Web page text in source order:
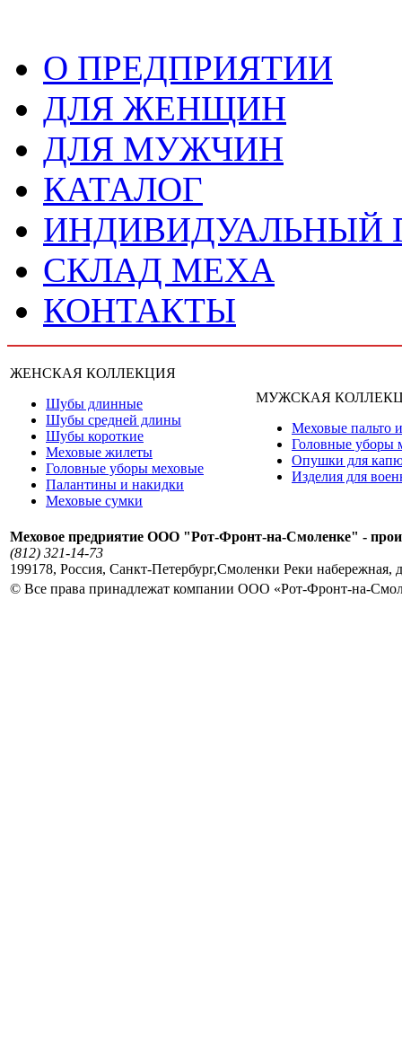
О ПРЕДПРИЯТИИ
ДЛЯ ЖЕНЩИН
ДЛЯ МУЖЧИН
КАТАЛОГ
ИНДИВИДУАЛЬНЫЙ
СКЛАД МЕХА
КОНТАКТЫ
ЖЕНСКАЯ КОЛЛЕКЦИЯ
Шубы длинные
Шубы средней длины
Шубы короткие
Меховые жилеты
Головные уборы меховые
Палантины и накидки
Меховые сумки
МУЖСКАЯ
Меховые пальто
Головные уборы
Опушки для
Изделия для
Меховое предриятие ООО "Рот-Фронт-на-Смоленке" -
(812) 321-14-73
199178, Россия, Санкт-Петербург,Смоленки Реки набережная,
© Все права принадлежат компании ООО «Рот-Фронт-на-